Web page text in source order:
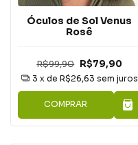
Óculos de Sol Venus
Rosê
R$99,90 R$79,90
3 x de R$26,63 sem juros
COMPRAR